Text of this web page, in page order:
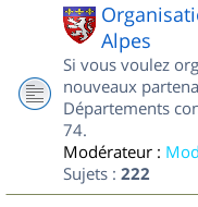
Alpes
Si vous voulez
nouveaux
Départements
74.
Modérateur :
Sujets : 222